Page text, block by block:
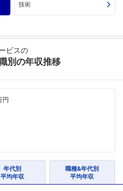
技術
ビスの
別の年収推移
円
年代別
平均年収
職種&年代別
平均年収